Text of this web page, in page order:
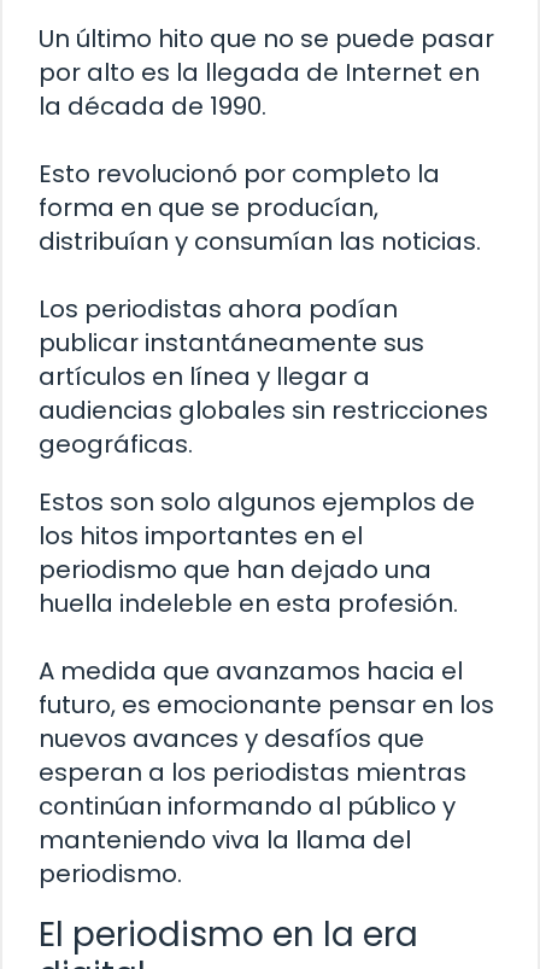
Un último hito que no se puede pasar
por alto es la llegada de Internet en
la década de 1990.
Esto revolucionó por completo la
forma en que se producían,
distribuían y consumían las noticias.
Los periodistas ahora podían
publicar instantáneamente sus
artículos en línea y llegar a
audiencias globales sin restricciones
geográficas.
Estos son solo algunos ejemplos de
los hitos importantes en el
periodismo que han dejado una
huella indeleble en esta profesión.
A medida que avanzamos hacia el
futuro, es emocionante pensar en los
nuevos avances y desafíos que
esperan a los periodistas mientras
continúan informando al público y
manteniendo viva la llama del
periodismo.
El periodismo en la era